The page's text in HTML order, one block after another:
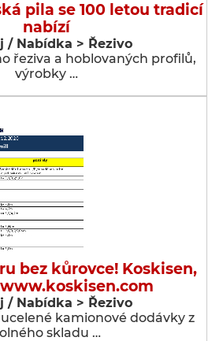
pila se 100 letou tradicí
nabízí
/ Nabídka > Řezivo
řeziva a hoblovaných profilů,
výrobky …
bez kůrovce! Koskisen,
/ Nabídka > Řezivo
kamionové dodávky z
skladu …